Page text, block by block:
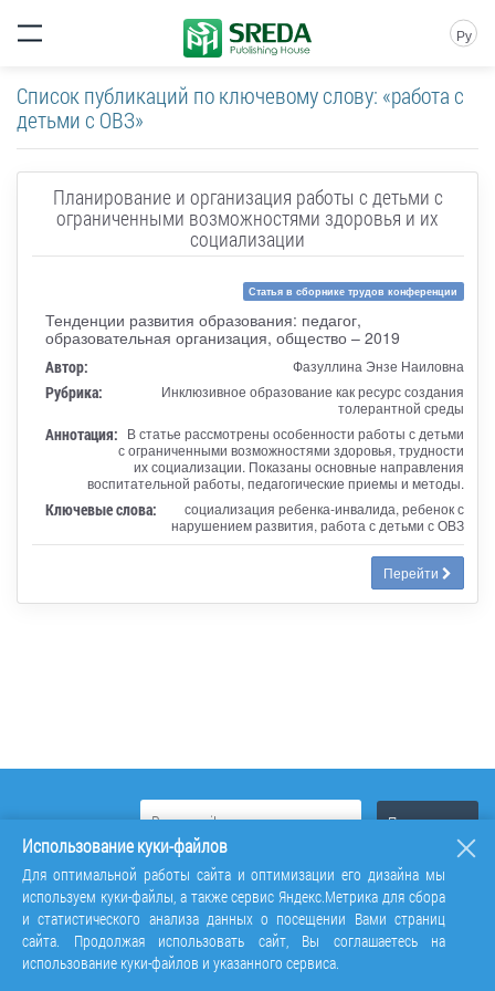
Ру
Список публикаций по ключевому слову: «работа с
детьми с ОВЗ»
Планирование и организация работы с детьми с
ограниченными возможностями здоровья и их
социализации
Статья в сборнике трудов конференции
Тенденции развития образования: педагог,
образовательная организация, общество – 2019
Автор: Фазуллина Энзе Наиловна
Рубрика:
Инклюзивное образование как ресурс создания
толерантной среды
Аннотация: В статье рассмотрены особенности работы с детьми
с ограниченными возможностями здоровья, трудности
их социализации. Показаны основные направления
воспитательной работы, педагогические приемы и методы.
Ключевые слова:
социализация ребенка-инвалида, ребенок с
нарушением развития, работа с детьми с ОВЗ
Перейти
Использование куки-файлов
Для оптимальной работы сайта и оптимизации его дизайна мы
используем куки-файлы, а также сервис Яндекс.Метрика для сбора
и статистического анализа данных о посещении Вами страниц
сайта. Продолжая использовать сайт, Вы соглашаетесь на
использование куки-файлов и указанного сервиса.